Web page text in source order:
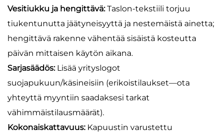
Vesitiukku ja hengittävä:Taslon-tekstiili torjuu
tiukentunutta jäätyneisyyttä ja nestemäistä ainetta;
hengittävä rakenne vähentää sisäistä kosteutta
päivän mittaisen käytön aikana.
Sarjasäädös: Lisää yrityslogot
suojapukuun/käsineisiin (erikoistilaukset—ota
yhteyttä myyntiin saadaksesi tarkat
vähimmäistilausmäärät).
Kokonaiskattavuus: Kapuustin varustettu